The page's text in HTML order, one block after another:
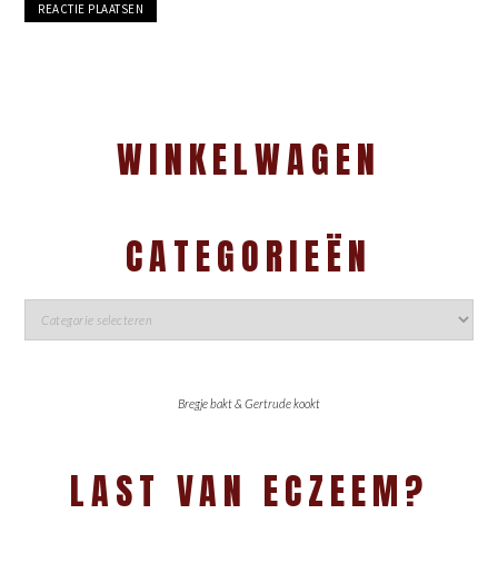
WINKELWAGEN
CATEGORIEËN
Bregje bakt & Gertrude kookt
LAST VAN ECZEEM?